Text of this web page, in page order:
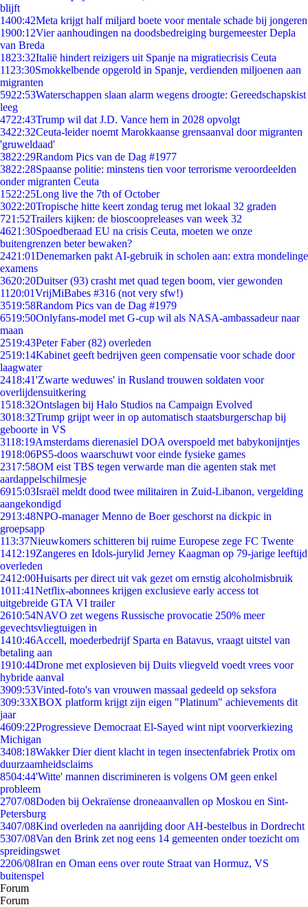
blijft
1400:42Meta krijgt half miljard boete voor mentale schade bij jongeren
1900:12Vier aanhoudingen na doodsbedreiging burgemeester Depla
van Breda
1823:32Italië hindert reizigers uit Spanje na migratiecrisis Ceuta
11 23:30Smokkelbende opgerold in Spanje, verdienden miljoenen aan
migranten
5922:53Waterschappen slaan alarm wegens droogte: Gereedschapskist
leeg
4722:43Trump wil dat J.D. Vance hem in 2028 opvolgt
3422:32Ceuta-leider noemt Marokkaanse grensaanval door migranten
'gruweldaad'
3822:29Random Pics van de Dag #1977
3822:28Spaanse politie: minstens tien voor terrorisme veroordeelden
onder migranten Ceuta
1522:25Long live the 7th of October
3022:20Tropische hitte keert zondag terug met lokaal 32 graden
721:52Trailers kijken: de bioscoopreleases van week 32
4621:30Spoedberaad EU na crisis Ceuta, moeten we onze
buitengrenzen beter bewaken?
2421:01Denemarken pakt AI-gebruik in scholen aan: extra mondelinge
examens
3620:20Duitser (93) crasht met quad tegen boom, vier gewonden
11 20:01VrijMiBabes #316 (not very sfw!)
3519:58Random Pics van de Dag #1979
6519:50Onlyfans-model met G-cup wil als NASA-ambassadeur naar
maan
2519:43Peter Faber (82) overleden
2519:14Kabinet geeft bedrijven geen compensatie voor schade door
laagwater
2418:41'Zwarte weduwes' in Rusland trouwen soldaten voor
overlijdensuitkering
1518:32Ontslagen bij Halo Studios na Campaign Evolved
3018:32Trump grijpt weer in op automatisch staatsburgerschap bij
geboorte in VS
3118:19Amsterdams dierenasiel DOA overspoeld met babykonijntjes
1918:06PS5-doos waarschuwt voor einde fysieke games
2317:58OM eist TBS tegen verwarde man die agenten stak met
aardappelschilmesje
6915:03Israël meldt dood twee militairen in Zuid-Libanon, vergelding
aangekondigd
2913:48NPO-manager Menno de Boer geschorst na dickpic in
groepsapp
113:37Nieuwkomers schitteren bij ruime Europese zege FC Twente
1412:19Zangeres en Idols-jurylid Jerney Kaagman op 79-jarige leeftijd
overleden
2412:00Huisarts per direct uit vak gezet om ernstig alcoholmisbruik
1011:41Netflix-abonnees krijgen exclusieve early access tot
uitgebreide GTA VI trailer
2610:54NAVO zet wegens Russische provocatie 250% meer
gevechtsvliegtuigen in
1410:46Accell, moederbedrijf Sparta en Batavus, vraagt uitstel van
betaling aan
1910:44Drone met explosieven bij Duits vliegveld voedt vrees voor
hybride aanval
3909:53Vinted-foto's van vrouwen massaal gedeeld op seksfora
309:33XBOX platform krijgt zijn eigen "Platinum" achievements dit
jaar
4609:22Progressieve Democraat El-Sayed wint nipt voorverkiezing
Michigan
3408:18Wakker Dier dient klacht in tegen insectenfabriek Protix om
duurzaamheidsclaims
8504:44'Witte' mannen discrimineren is volgens OM geen enkel
probleem
2707/08Doden bij Oekraïense droneaanvallen op Moskou en Sint-
Petersburg
3407/08Kind overleden na aanrijding door AH-bestelbus in Dordrecht
5307/08Van den Brink zet nog eens 14 gemeenten onder toezicht om
spreidingswet
2206/08Iran en Oman eens over route Straat van Hormuz, VS
buitenspel
Forum
Forum